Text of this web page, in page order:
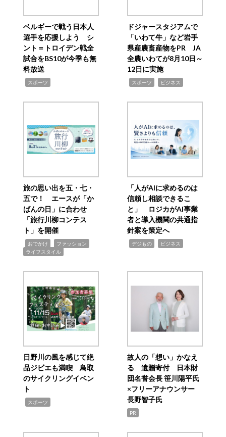
ベルギーで戦う日本人
選手を応援しよう シ
ント＝トロイデン戦全
試合をBS10が今季も無
料放送
スポーツ
ドジャースタジアムで
「いわて牛」など岩手
県産農畜産物をPR JA
全農いわてが8月10日～
12日に実施
スポーツ ビジネス
旅の思い出を五・七・
五で！ エースが「か
ばんの日」に合わせ
「旅行川柳コンテス
ト」を開催
おでかけ ファッション
ライフスタイル
「人がAIに求めるのは
信頼し相談できるこ
と」 ロジカがAI事業
者と導入機関の共通指
針案を策定へ
デジもの ビジネス
日野川の風を感じて絶
品ジビエも満喫 鳥取
のサイクリングイベン
ト
スポーツ
故人の「想い」かなえ
る 遺贈寄付 日本財
団名誉会長 笹川陽平氏
×フリーアナウンサー
長野智子氏
PR